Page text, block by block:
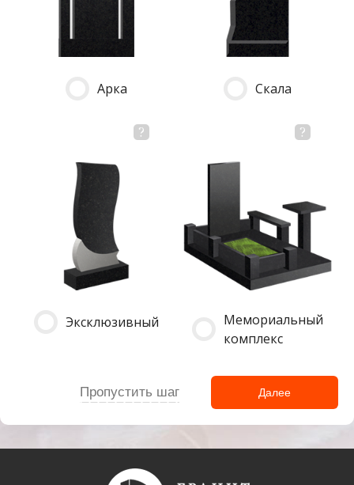
Арка Скала
Эксклюзивный
Мемориальный
комплекс
Далее
Пропустить шаг